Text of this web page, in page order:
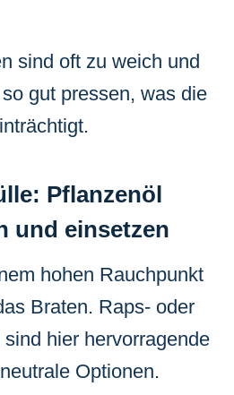
sind oft zu weich und
gut pressen, was die
Pflanzenöl
und einsetzen
hohen Rauchpunkt
Braten. Raps- oder
hier hervorragende
Optionen.